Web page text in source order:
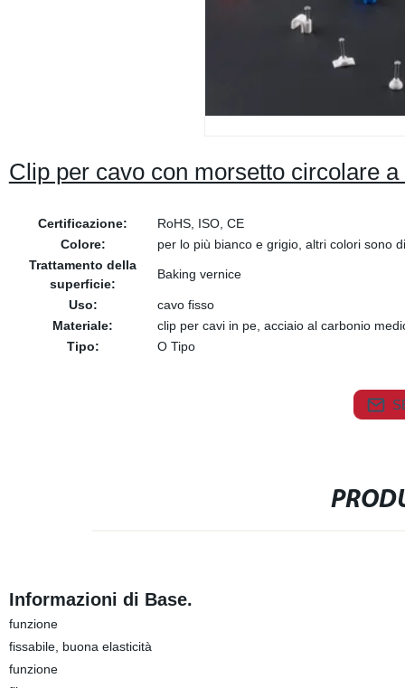
Clip per cavo con morsetto circolare
Certificazione:
RoHS, ISO, CE
Colore:
per lo più bianco e grigio, altri colori sono
Trattamento della
superficie:
Baking vernice
Uso:
cavo fisso
Materiale:
clip per cavi in pe, acciaio al carbonio
Tipo:
O Tipo
Informazioni di Base.
funzione
fissabile, buona elasticità
funzione